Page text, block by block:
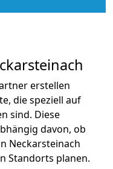
erstellen
die speziell auf
sind. Diese
davon, ob
Neckarsteinach
Standorts planen.